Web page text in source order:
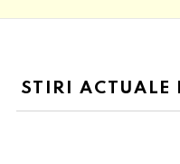
STIRI ACTUALE